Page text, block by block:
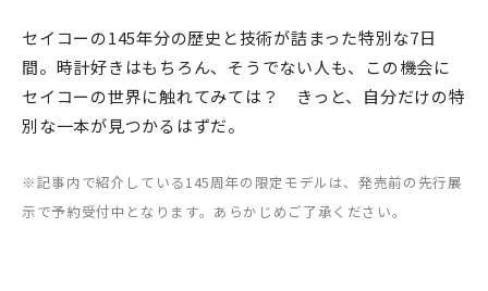
セイコーの145年分の歴史と技術が詰まった特別な7日
間。時計好きはもちろん、そうでない人も、この機会に
セイコーの世界に触れてみては？ きっと、自分だけの特
別な一本が見つかるはずだ。
※記事内で紹介している145周年の限定モデルは、発売前の先行展
示で予約受付中となります。あらかじめご了承ください。